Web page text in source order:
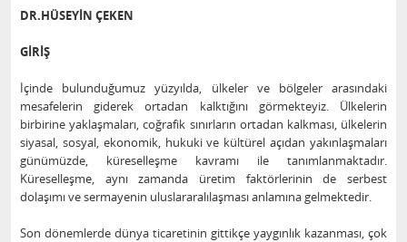
DR.HÜSEYİN ÇEKEN
GİRİŞ
İçinde bulunduğumuz yüzyılda, ülkeler ve bölgeler arasındaki
mesafelerin giderek ortadan kalktığını görmekteyiz. Ülkelerin
birbirine yaklaşmaları, coğrafik sınırların ortadan kalkması, ülkelerin
siyasal, sosyal, ekonomik, hukuki ve kültürel açıdan yakınlaşmaları
günümüzde, küreselleşme kavramı ile tanımlanmaktadır.
Küreselleşme, aynı zamanda üretim faktörlerinin de serbest
dolaşımı ve sermayenin uluslararalılaşması anlamına gelmektedir.
Son dönemlerde dünya ticaretinin gittikçe yaygınlık kazanması, çok